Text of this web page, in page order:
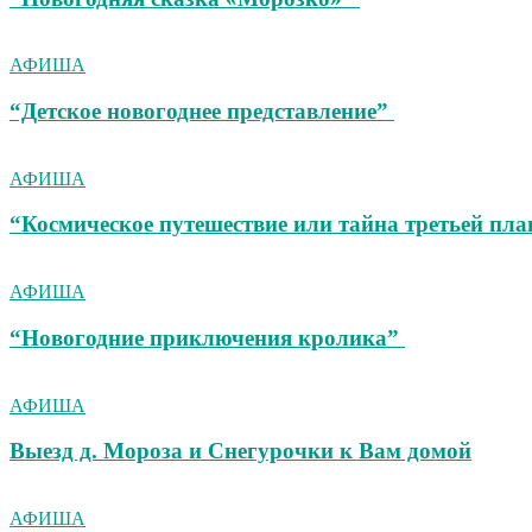
АФИША
“Детское новогоднее представление”
АФИША
“Космическое путешествие или тайна третьей
АФИША
“Новогодние приключения кролика”
АФИША
Выезд д. Мороза и Снегурочки к Вам домой
АФИША